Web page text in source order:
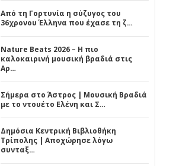
Από τη Γορτυνία η σύζυγος του
36χρονου Έλληνα που έχασε τη ζ…
Nature Beats 2026 – Η πιο
καλοκαιρινή μουσική βραδιά στις
Αρ…
Σήμερα στο Άστρος | Μουσική Βραδιά
με το ντουέτο Ελένη και Σ…
Δημόσια Κεντρική Βιβλιοθήκη
Τρίπολης | Αποχώρησε λόγω
συνταξ…